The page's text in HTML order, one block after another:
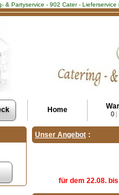
& Partyservice - 902 Cater -
Home 0 |
Unser Angebot :
für dem 22.08.